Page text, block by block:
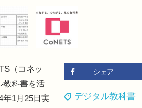
シェア
デジタル教科書
（コネッ
教科書を活
年1月25日実